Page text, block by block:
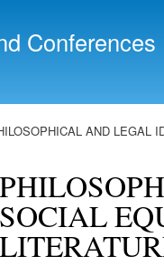
Conferences
AND LEGAL
SOCIAL